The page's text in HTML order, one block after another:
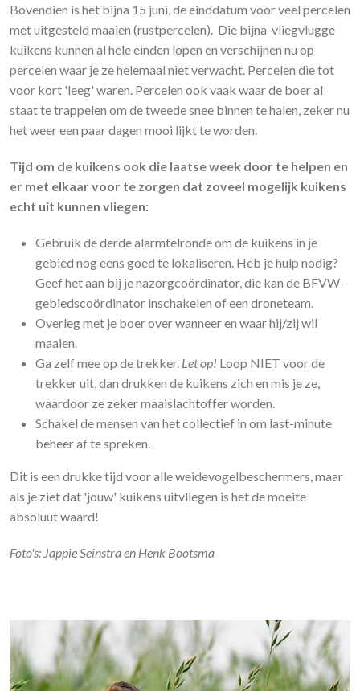
Bovendien is het bijna 15 juni, de einddatum voor veel percelen
met uitgesteld maaien (rustpercelen). Die bijna-vliegvlugge
kuikens kunnen al hele einden lopen en verschijnen nu op
percelen waar je ze helemaal niet verwacht. Percelen die tot
voor kort 'leeg' waren. Percelen ook vaak waar de boer al
staat te trappelen om de tweede snee binnen te halen, zeker nu
het weer een paar dagen mooi lijkt te worden.
Tijd om de kuikens ook die laatse week door te helpen en
er met elkaar voor te zorgen dat zoveel mogelijk kuikens
echt uit kunnen vliegen:
Gebruik de derde alarmtelronde om de kuikens in je
gebied nog eens goed te lokaliseren. Heb je hulp nodig?
Geef het aan bij je nazorgcoördinator, die kan de BFVW-
gebiedscoördinator inschakelen of een droneteam.
Overleg met je boer over wanneer en waar hij/zij wil
maaien.
Ga zelf mee op de trekker. Let op! Loop NIET voor de
trekker uit, dan drukken de kuikens zich en mis je ze,
waardoor ze zeker maaislachtoffer worden.
Schakel de mensen van het collectief in om last-minute
beheer af te spreken.
Dit is een drukke tijd voor alle weidevogelbeschermers, maar
als je ziet dat 'jouw' kuikens uitvliegen is het de moeite
absoluut waard!
Foto's: Jappie Seinstra en Henk Bootsma